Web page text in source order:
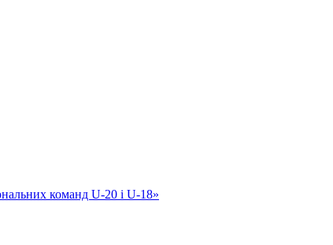
команд U-20 і U-18»